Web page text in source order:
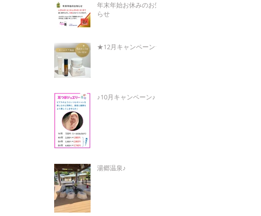
年末年始お休みのお知
らせ
★12月キャンペーン★
♪10月キャンペーン♪
湯郷温泉♪